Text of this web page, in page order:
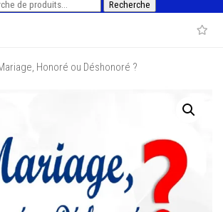
Recherche
Honoré ou Déshonoré ?